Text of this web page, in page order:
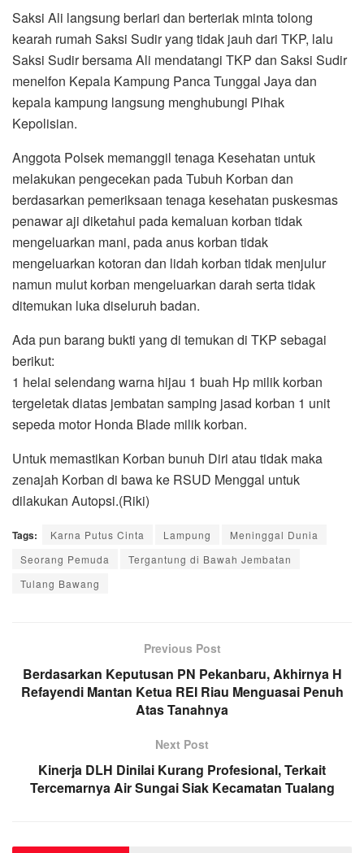
Saksi Ali langsung berlari dan berteriak minta tolong
kearah rumah Saksi Sudir yang tidak jauh dari TKP, lalu
Saksi Sudir bersama Ali mendatangi TKP dan Saksi Sudir
menelfon Kepala Kampung Panca Tunggal Jaya dan
kepala kampung langsung menghubungi Pihak
Kepolisian.
Anggota Polsek memanggil tenaga Kesehatan untuk
melakukan pengecekan pada Tubuh Korban dan
berdasarkan pemeriksaan tenaga kesehatan puskesmas
penawar aji diketahui pada kemaluan korban tidak
mengeluarkan mani, pada anus korban tidak
mengeluarkan kotoran dan lidah korban tidak menjulur
namun mulut korban mengeluarkan darah serta tidak
ditemukan luka diseluruh badan.
Ada pun barang bukti yang di temukan di TKP sebagai
berikut:
1 helai selendang warna hijau 1 buah Hp milik korban
tergeletak diatas jembatan samping jasad korban 1 unit
sepeda motor Honda Blade milik korban.
Untuk memastikan Korban bunuh Diri atau tidak maka
zenajah Korban di bawa ke RSUD Menggal untuk
dilakukan Autopsi.(Riki)
Tags: Karna Putus Cinta Lampung
Meninggal Dunia
Seorang Pemuda
Tergantung di Bawah Jembatan
Tulang Bawang
Previous Post
Berdasarkan Keputusan PN Pekanbaru, Akhirnya H
Refayendi Mantan Ketua REI Riau Menguasai Penuh
Atas Tanahnya
Next Post
Kinerja DLH Dinilai Kurang Profesional, Terkait
Tercemarnya Air Sungai Siak Kecamatan Tualang